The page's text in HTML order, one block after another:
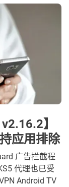
】
应用排除
广告拦截程
代理也已受
Android TV